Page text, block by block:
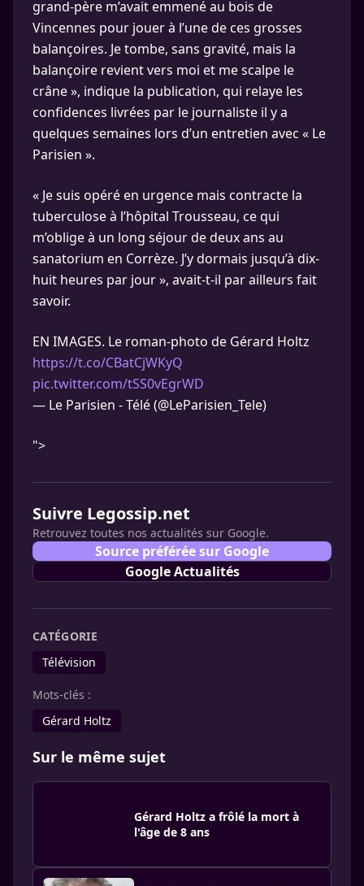
grand-père m’avait emmené au bois de
Vincennes pour jouer à l’une de ces grosses
balançoires. Je tombe, sans gravité, mais la
balançoire revient vers moi et me scalpe le
crâne », indique la publication, qui relaye les
confidences livrées par le journaliste il y a
quelques semaines lors d’un entretien avec « Le
Parisien ».
« Je suis opéré en urgence mais contracte la
tuberculose à l’hôpital Trousseau, ce qui
m’oblige à un long séjour de deux ans au
sanatorium en Corrèze. J’y dormais jusqu’à dix-
huit heures par jour », avait-t-il par ailleurs fait
savoir.
EN IMAGES. Le roman-photo de Gérard Holtz
https://t.co/CBatCjWKyQ
pic.twitter.com/tSS0vEgrWD
— Le Parisien - Télé (@LeParisien_Tele)
">
Suivre Legossip.net
Retrouvez toutes nos actualités sur Google.
Source préférée sur Google
Google Actualités
CATÉGORIE
Télévision
Mots-clés :
Gérard Holtz
Sur le même sujet
Gérard Holtz a frôlé la mort à
l'âge de 8 ans